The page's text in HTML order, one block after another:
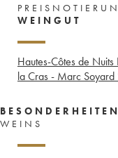
WEINGUT
Hautes-Côtes de
la Cras - Marc Soyard
BESONDERHEITEN
WEINS